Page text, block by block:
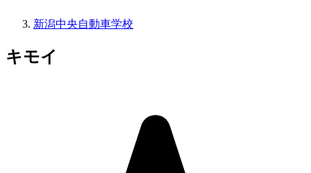
新潟中央自動車学校
キモイ